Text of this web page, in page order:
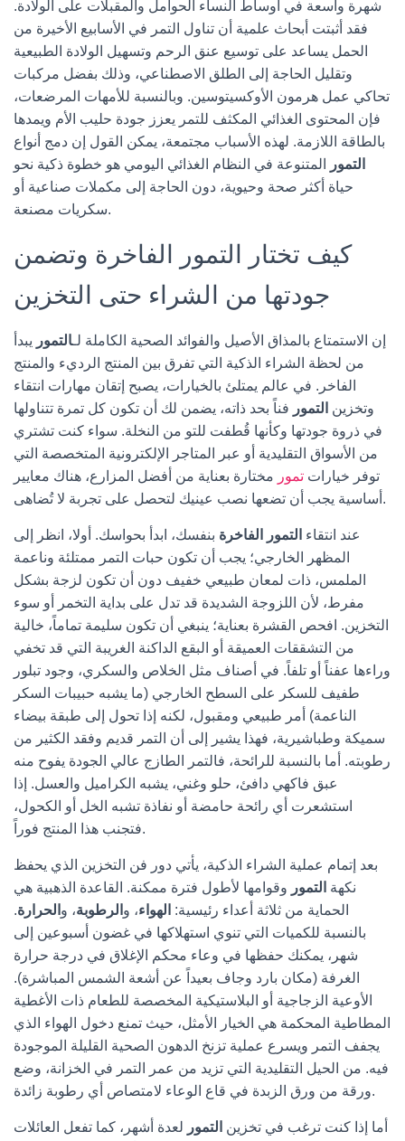
شهرة واسعة في أوساط النساء الحوامل والمقبلات على الولادة.
فقد أثبتت أبحاث علمية أن تناول التمر في الأسابيع الأخيرة من
الحمل يساعد على توسيع عنق الرحم وتسهيل الولادة الطبيعية
وتقليل الحاجة إلى الطلق الاصطناعي، وذلك بفضل مركبات
تحاكي عمل هرمون الأوكسيتوسين. وبالنسبة للأمهات المرضعات،
فإن المحتوى الغذائي المكثف للتمر يعزز جودة حليب الأم ويمدها
بالطاقة اللازمة. لهذه الأسباب مجتمعة، يمكن القول إن دمج أنواع
التمور
المتنوعة في النظام الغذائي اليومي هو خطوة ذكية نحو
حياة أكثر صحة وحيوية، دون الحاجة إلى مكملات صناعية أو
سكريات مصنعة.
كيف تختار التمور الفاخرة وتضمن
جودتها من الشراء حتى التخزين
إن الاستمتاع بالمذاق الأصيل والفوائد الصحية الكاملة لـالتمور يبدأ
من لحظة الشراء الذكية التي تفرق بين المنتج الرديء والمنتج
الفاخر. في عالم يمتلئ بالخيارات، يصبح إتقان مهارات انتقاء
وتخزين التمور فناً بحد ذاته، يضمن لك أن تكون كل تمرة تتناولها
في ذروة جودتها وكأنها قُطفت للتو من النخلة. سواء كنت تشتري
من الأسواق التقليدية أو عبر المتاجر الإلكترونية المتخصصة التي
توفر خيارات تمور مختارة بعناية من أفضل المزارع، هناك معايير
أساسية يجب أن تضعها نصب عينيك لتحصل على تجربة لا تُضاهى.
عند انتقاء التمور الفاخرة بنفسك، ابدأ بحواسك. أولا، انظر إلى
المظهر الخارجي؛ يجب أن تكون حبات التمر ممتلئة وناعمة
الملمس، ذات لمعان طبيعي خفيف دون أن تكون لزجة بشكل
مفرط، لأن اللزوجة الشديدة قد تدل على بداية التخمر أو سوء
التخزين. افحص القشرة بعناية؛ ينبغي أن تكون سليمة تماماً، خالية
من التشققات العميقة أو البقع الداكنة الغريبة التي قد تخفي
وراءها عفناً أو تلفاً. في أصناف مثل الخلاص والسكري، وجود تبلور
طفيف للسكر على السطح الخارجي (ما يشبه حبيبات السكر
الناعمة) أمر طبيعي ومقبول، لكنه إذا تحول إلى طبقة بيضاء
سميكة وطباشيرية، فهذا يشير إلى أن التمر قديم وفقد الكثير من
رطوبته. أما بالنسبة للرائحة، فالتمر الطازج عالي الجودة يفوح منه
عبق فاكهي دافئ، حلو وغني، يشبه الكراميل والعسل. إذا
استشعرت أي رائحة حامضة أو نفاذة تشبه الخل أو الكحول،
فتجنب هذا المنتج فوراً.
بعد إتمام عملية الشراء الذكية، يأتي دور فن التخزين الذي يحفظ
نكهة التمور وقوامها لأطول فترة ممكنة. القاعدة الذهبية هي
الحماية من ثلاثة أعداء رئيسية: الهواء، و الرطوبة، و الحرارة.
بالنسبة للكميات التي تنوي استهلاكها في غضون أسبوعين إلى
شهر، يمكنك حفظها في وعاء محكم الإغلاق في درجة حرارة
الغرفة (مكان بارد وجاف بعيداً عن أشعة الشمس المباشرة).
الأوعية الزجاجية أو البلاستيكية المخصصة للطعام ذات الأغطية
المطاطية المحكمة هي الخيار الأمثل، حيث تمنع دخول الهواء الذي
يجفف التمر ويسرع عملية تزنخ الدهون الصحية القليلة الموجودة
فيه. من الحيل التقليدية التي تزيد من عمر التمر في الخزانة، وضع
ورقة من ورق الزبدة في قاع الوعاء لامتصاص أي رطوبة زائدة.
أما إذا كنت ترغب في تخزين التمور لعدة أشهر، كما تفعل العائلات